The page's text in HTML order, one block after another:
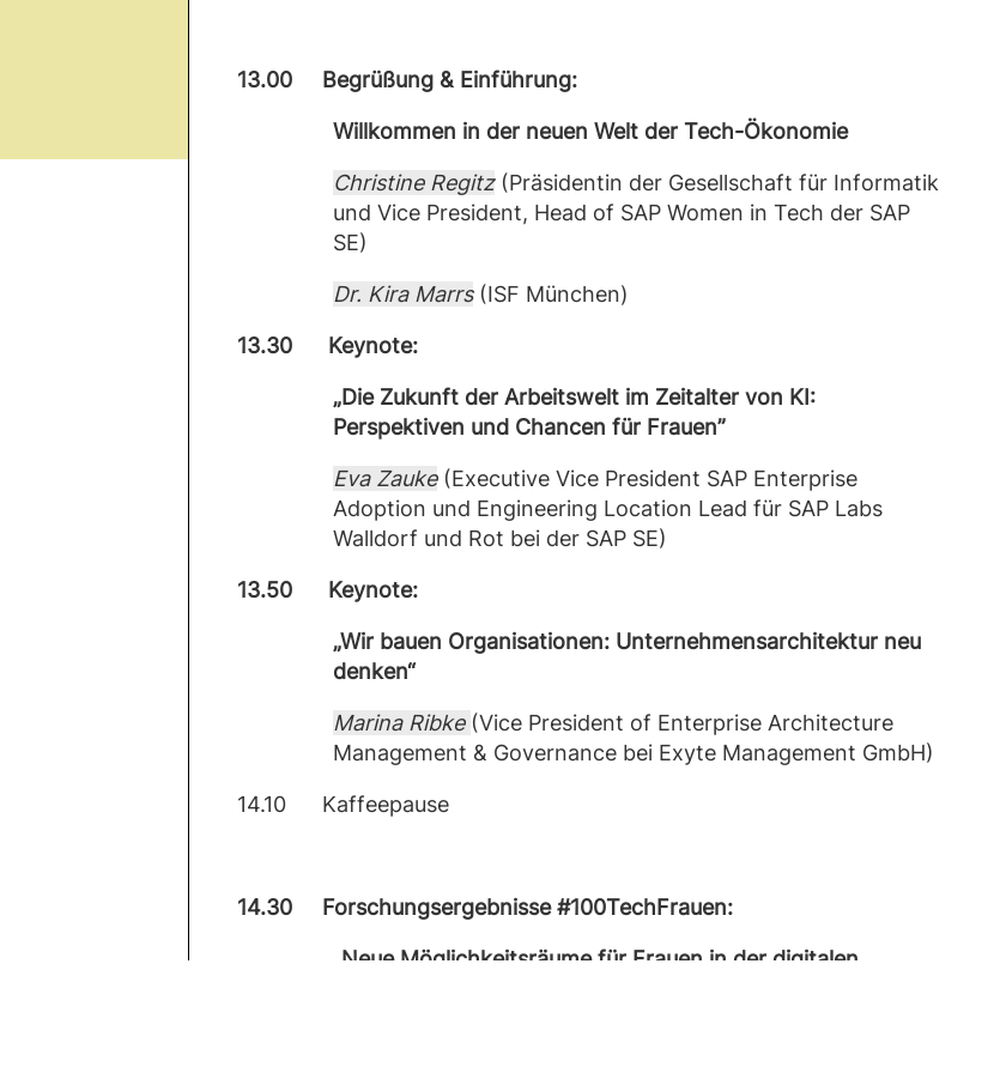
13.00 Begrüßung & Einführung:
Willkommen in der neuen Welt der Tech-Ökonomie
Christine Regitz(Präsidentin der Gesellschaft für Informatik
und Vice President, Head of SAP Women in Tech der SAP
SE)
Dr. Kira Marrs(ISF München)
13.30 Keynote:
„Die Zukunft der Arbeitswelt im Zeitalter von KI:
Perspektiven und Chancen für Frauen”
Eva Zauke(Executive Vice President SAP Enterprise
Adoption und Engineering Location Lead für SAP Labs
Walldorf und Rot bei der SAP SE)
13.50 Keynote:
„Wir bauen Organisationen: Unternehmensarchitektur neu
denken“
Marina Ribke (Vice President of Enterprise Architecture
Management & Governance bei Exyte Management GmbH)
14.10 Kaffeepause
14.30 Forschungsergebnisse#100TechFrauen:
„Neue Möglichkeitsräume für Frauen in der digitalen